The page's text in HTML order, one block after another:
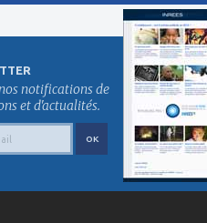
notifications de
et d'actualités.